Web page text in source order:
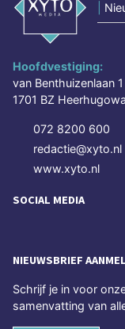
Hoofdvestiging:
van Benthuizenlaan 1
1701 BZ
072 8200 600
redactie@xyto.nl
www.xyto.nl
SOCIAL MEDIA
NIEUWSBRIEF
Schrijf je in voor
samenvatting van